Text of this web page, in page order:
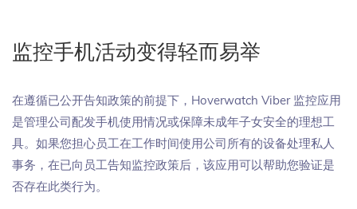
监控手机活动变得轻而易举
在遵循已公开告知政策的前提下，Hoverwatch Viber 监控应用
是管理公司配发手机使用情况或保障未成年子女安全的理想工
具。如果您担心员工在工作时间使用公司所有的设备处理私人
事务，在已向员工告知监控政策后，该应用可以帮助您验证是
否存在此类行为。